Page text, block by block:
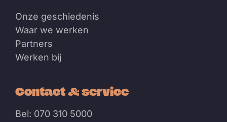
Onze geschiedenis
Waar we werken
Partners
Werken bij
Contact & service
Bel: 070 310 5000